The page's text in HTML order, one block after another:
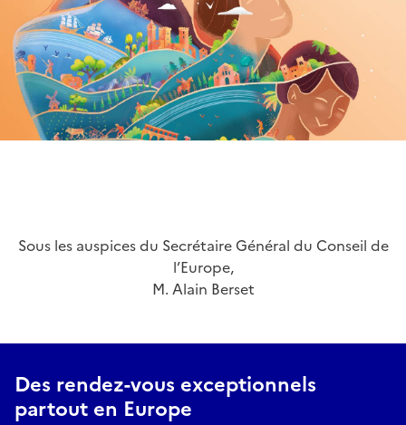
Sous les auspices du Secrétaire Général du Conseil de
l’Europe,
M. Alain Berset
Des rendez-vous exceptionnels
partout en Europe